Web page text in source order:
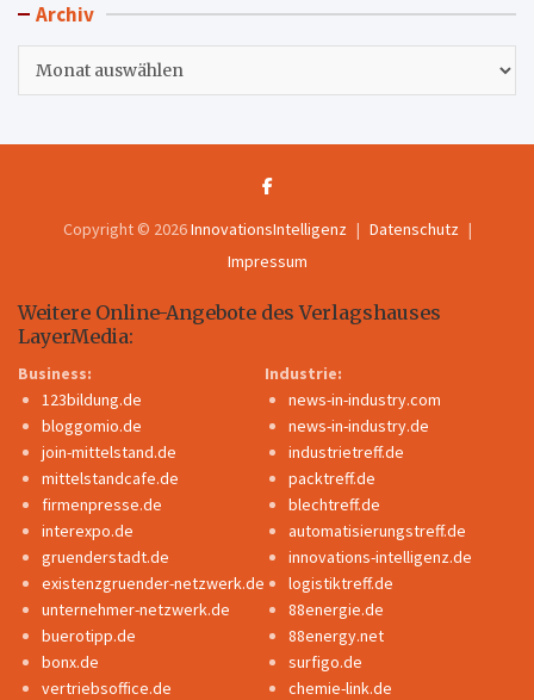
Archiv
Copyright © 2026InnovationsIntelligenz
Datenschutz
Impressum
Weitere Online-Angebote des Verlagshauses
LayerMedia:
Business:
123bildung.de
bloggomio.de
join-mittelstand.de
mittelstandcafe.de
firmenpresse.de
interexpo.de
gruenderstadt.de
existenzgruender-netzwerk.de
unternehmer-netzwerk.de
buerotipp.de
bonx.de
vertriebsoffice.de
Industrie:
news-in-industry.com
news-in-industry.de
industrietreff.de
packtreff.de
blechtreff.de
automatisierungstreff.de
innovations-intelligenz.de
logistiktreff.de
88energie.de
88energy.net
surfigo.de
chemie-link.de